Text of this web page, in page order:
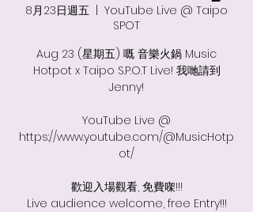
8月23日週五
YouTube Live @ Taipo
SPOT
Aug 23 (星期五) 嘅 音樂火鍋 Music
Hotpot x Taipo S.P.O.T Live! 我哋請到
Jenny!
YouTube Live @
https://www.youtube.com/@MusicHotp
ot/
歡迎入場觀看, 免費㗎!!!
Live audience welcome, free Entry!!!